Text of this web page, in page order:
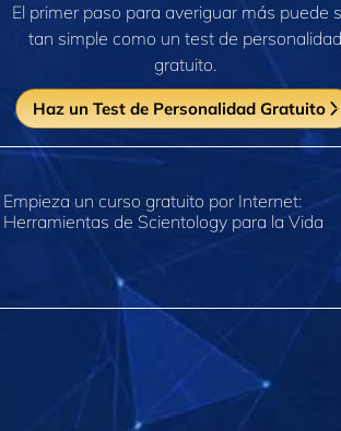
El primer paso para averiguar más puede
tan simple como un test de personalidad
gratuito.
Haz un Test de Personalidad Gratuito
Empieza un curso gratuito por Internet:
Herramientas de Scientology para la Vida